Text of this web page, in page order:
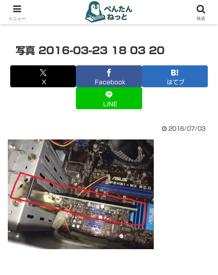
PCやガジェットの備忘録
写真 2016-03-23 18 03 20
X Facebook はてブ
LINE
2016/07/03
メニュー 検索